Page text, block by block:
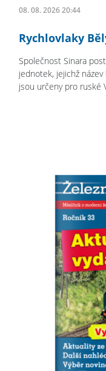
08. 08. 2026 20:44
Rychlovlaky
Společnost Sinara
jednotek, jejichž
jsou určeny pro ruské